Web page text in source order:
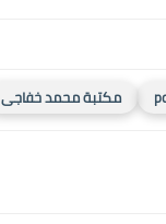
مكتبة محمد خفاجى